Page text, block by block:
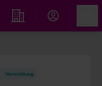
Immobiliensuche
Vermittlung